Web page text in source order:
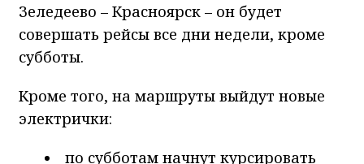
Зеледеево – Красноярск – он будет
совершать рейсы все дни недели, кроме
субботы.
Кроме того, на маршруты выйдут новые
электрички:
по субботам начнут курсировать